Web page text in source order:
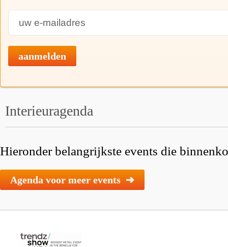
aanmelden
Interieuragenda
Hieronder belangrijkste events die
Agenda voor meer events ➔